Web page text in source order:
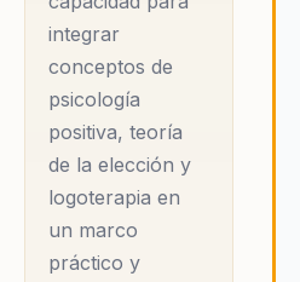
integrar
conceptos de
psicología
positiva, teoría
de la elección y
logoterapia en
un marco
práctico y